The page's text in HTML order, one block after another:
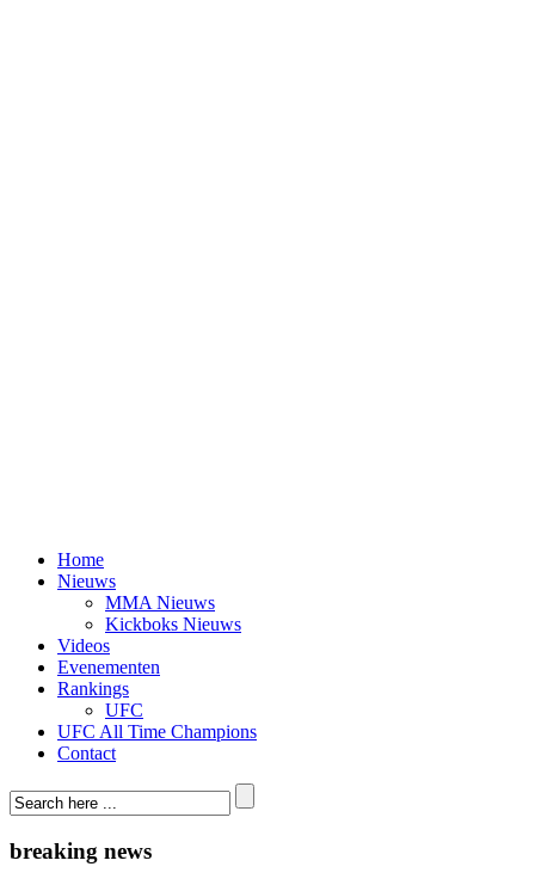
Home
Nieuws
MMA Nieuws
Kickboks Nieuws
Videos
Evenementen
Rankings
UFC
UFC All Time Champions
Contact
breaking news